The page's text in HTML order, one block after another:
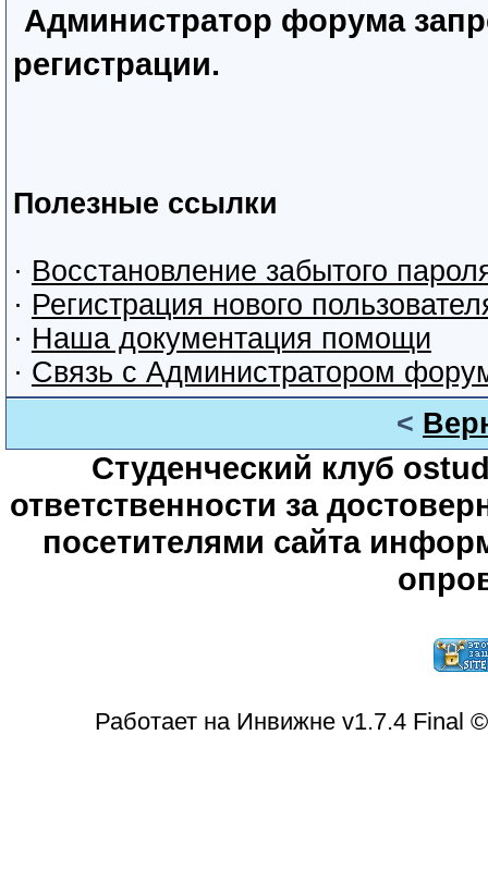
Администратор форума
регистрации.
Полезные ссылки
· Восстановление забытого
· Регистрация нового
· Наша документация помощи
· Связь с Администратором
<
Студенческий клуб
ответственности за
посетителями сайта
Работает на Инвижне v1.7.4 Final